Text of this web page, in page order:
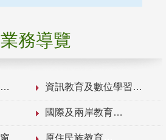
業務導覽
資訊教育及數位學習
國際及兩岸教育